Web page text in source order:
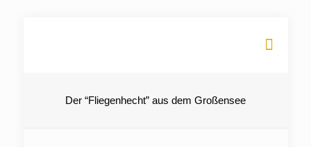
Der “Fliegenhecht” aus dem Großensee